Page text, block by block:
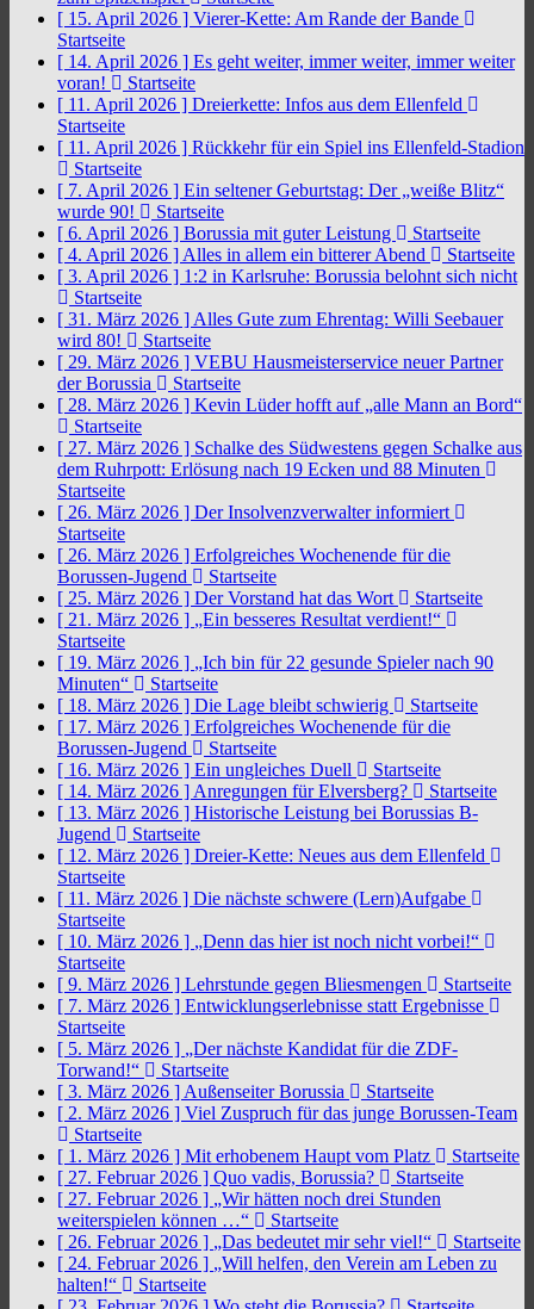
[ 15. April 2026 ] Vierer-Kette: Am Rande der Bande
Startseite
[ 14. April 2026 ] Es geht weiter, immer weiter, immer weiter
voran!
Startseite
[ 11. April 2026 ] Dreierkette: Infos aus dem Ellenfeld
Startseite
[ 11. April 2026 ] Rückkehr für ein Spiel ins Ellenfeld-Stadion
Startseite
[ 7. April 2026 ] Ein seltener Geburtstag: Der „weiße Blitz“
wurde 90!
Startseite
[ 6. April 2026 ] Borussia mit guter Leistung
Startseite
[ 4. April 2026 ] Alles in allem ein bitterer Abend
Startseite
[ 3. April 2026 ] 1:2 in Karlsruhe: Borussia belohnt sich nicht
Startseite
[ 31. März 2026 ] Alles Gute zum Ehrentag: Willi Seebauer
wird 80!
Startseite
[ 29. März 2026 ] VEBU Hausmeisterservice neuer Partner
der Borussia
Startseite
[ 28. März 2026 ] Kevin Lüder hofft auf „alle Mann an Bord“
Startseite
[ 27. März 2026 ] Schalke des Südwestens gegen Schalke aus
dem Ruhrpott: Erlösung nach 19 Ecken und 88 Minuten
Startseite
[ 26. März 2026 ] Der Insolvenzverwalter informiert
Startseite
[ 26. März 2026 ] Erfolgreiches Wochenende für die
Borussen-Jugend
Startseite
[ 25. März 2026 ] Der Vorstand hat das Wort
Startseite
[ 21. März 2026 ] „Ein besseres Resultat verdient!“
Startseite
[ 19. März 2026 ] „Ich bin für 22 gesunde Spieler nach 90
Minuten“
Startseite
[ 18. März 2026 ] Die Lage bleibt schwierig
Startseite
[ 17. März 2026 ] Erfolgreiches Wochenende für die
Borussen-Jugend
Startseite
[ 16. März 2026 ] Ein ungleiches Duell
Startseite
[ 14. März 2026 ] Anregungen für Elversberg?
Startseite
[ 13. März 2026 ] Historische Leistung bei Borussias B-
Jugend
Startseite
[ 12. März 2026 ] Dreier-Kette: Neues aus dem Ellenfeld
Startseite
[ 11. März 2026 ] Die nächste schwere (Lern)Aufgabe
Startseite
[ 10. März 2026 ] „Denn das hier ist noch nicht vorbei!“
Startseite
[ 9. März 2026 ] Lehrstunde gegen Bliesmengen
Startseite
[ 7. März 2026 ] Entwicklungserlebnisse statt Ergebnisse
Startseite
[ 5. März 2026 ] „Der nächste Kandidat für die ZDF-
Torwand!“
Startseite
[ 3. März 2026 ] Außenseiter Borussia
Startseite
[ 2. März 2026 ] Viel Zuspruch für das junge Borussen-Team
Startseite
[ 1. März 2026 ] Mit erhobenem Haupt vom Platz
Startseite
[ 27. Februar 2026 ] Quo vadis, Borussia?
Startseite
[ 27. Februar 2026 ] „Wir hätten noch drei Stunden
weiterspielen können …“
Startseite
[ 26. Februar 2026 ] „Das bedeutet mir sehr viel!“
Startseite
[ 24. Februar 2026 ] „Will helfen, den Verein am Leben zu
halten!“
Startseite